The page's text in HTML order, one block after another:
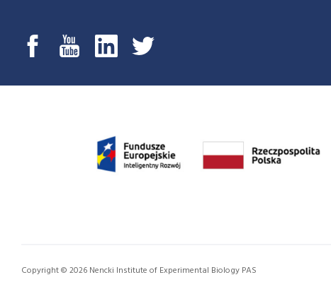
Copyright © 2026 Nencki Institute of Experimental Biology PAS